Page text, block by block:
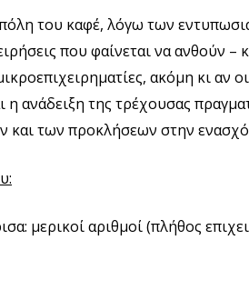
του καφέ, λόγω των
που φαίνεται να ανθούν
ακόμη κι
ανάδειξη της τρέχουσας
και των προκλήσεων στην
μερικοί αριθμοί (πλήθος